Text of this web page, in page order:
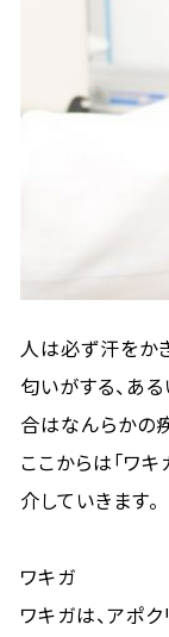
人は必ず汗をか
匂いがする、あ
合はなんらかの
ここからは「ワ
介していきます。
ワキガ
ワキガは、アポ